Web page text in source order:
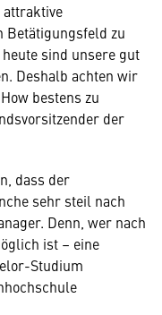
attraktive
Betätigungsfeld zu
sind unsere gut
Deshalb achten wir
bestens zu
der
dass der
sehr steil nach
Denn, wer nach
ist – eine
Studium